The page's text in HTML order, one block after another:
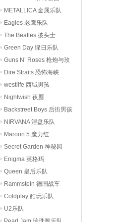
METALLICA 金属乐队
Eagles 老鹰乐队
The Beatles 披头士
Green Day 绿日乐队
Guns N’ Roses 枪炮与玫
瑰Dire Straits 恐怖海峡
westlife 西域男孩
Nightwish 夜愿
Backstreet Boys 后街男孩
NIRVANA 涅盘乐队
Maroon 5 魔力红
Secret Garden 神秘园
Enigma 英格玛
Queen 皇后乐队
Rammstein 德国战车
Coldplay 酷玩乐队
U2乐队